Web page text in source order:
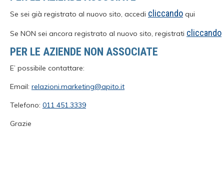
Se sei già registrato al nuovo sito, accedi cliccando qui
Se NON sei ancora registrato al nuovo sito, registrati cliccando
PER LE AZIENDE NON ASSOCIATE
E’ possibile contattare:
Email: relazioni.marketing@apito.it
Telefono: 011 451.3339
Grazie